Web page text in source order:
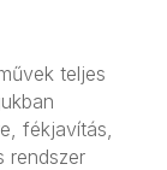
teljes
fékjavítás,
rendszer